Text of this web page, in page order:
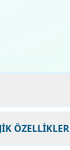
ÖZELLİKLER